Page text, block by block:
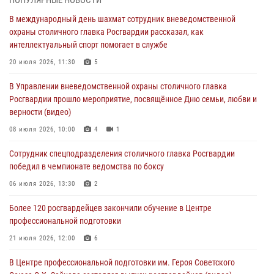
03 августа 2026, 13:00
На востоке Москвы сотрудники Росгвардии задержали мужчину,
находящегося в федеральном розыске (видео)
Росгвардия обеспечила правопорядок во время празднования Дня
воздушно-десантных войск в Москве (видео)
03 августа 2026, 08:00
Московские росгвардейцы пришли на помощь семье, у которой
сломался автомобиль на проезжей части (Видео)
02 августа 2026, 11:54
В международный день шахмат сотрудник вневедомственной
охраны столичного главка Росгвардии рассказал, как
интеллектуальный спорт помогает в службе
20 июля 2026, 11:30 5
В Управлении вневедомственной охраны столичного главка
Росгвардии прошло мероприятие, посвящённое Дню семьи, любви и
верности (видео)
08 июля 2026, 10:00 4 1
Сотрудник спецподразделения столичного главка Росгвардии
победил в чемпионате ведомства по боксу
06 июля 2026, 13:30 2
Более 120 росгвардейцев закончили обучение в Центре
профессиональной подготовки
21 июля 2026, 12:00 6
В Центре профессиональной подготовки им. Героя Советского